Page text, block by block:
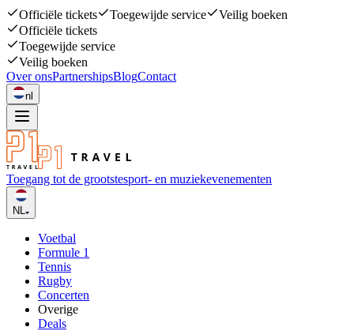
Officiële tickets Toegewijde service
Veilig boeken
Officiële tickets
Toegewijde service
Veilig boeken
Over onsPartnershipsBlogContact
nl
Toegang tot de grootstesport- en muziekevenementen
NL
Voetbal
Formule 1
Tennis
Rugby
Concerten
Overige
Deals